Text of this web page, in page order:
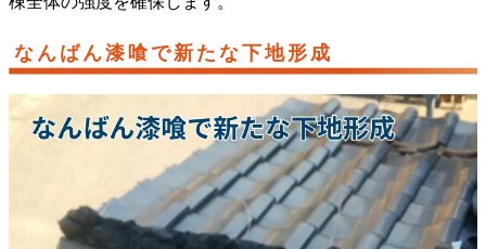
なんばん漆喰で新たな下地形成